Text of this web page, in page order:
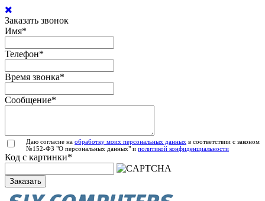
Заказать звонок
Имя*
Телефон*
Время звонка*
Сообщение*
Даю согласие на обработку моих персональных данных в соответствии с законом
№152-ФЗ "О персональных данных" и политикой конфиденциальности
Код с картинки*
Заказать